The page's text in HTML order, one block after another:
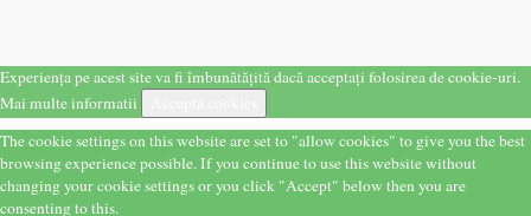
Descrierea produsului principal (platforma Internet)
Obiectivul proiectului este de a construi un sistem complex de
market...
Masterclass vocal cu Lucas Meachem, editia a II-a (2018)
Lucas Meachem, marele bariton american, revenit in Romania
pentru a lua parte la editia a III-a a concertului The
Metropolita...
Experiența pe acest site va fi îmbunătățită dacă acceptați folosirea de cookie-uri.
Mai multe informatii
The cookie settings on this website are set to "allow cookies" to give you the best
browsing experience possible. If you continue to use this website without
changing your cookie settings or you click "Accept" below then you are
consenting to this.